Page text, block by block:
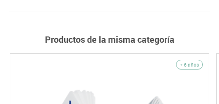
Productos de la misma categoría
+ 6 años